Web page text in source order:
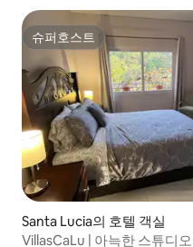
슈퍼호스트
슈퍼호스트
Santa Lucia의 호텔 객실
VillasCaLu | 아늑한 스튜디